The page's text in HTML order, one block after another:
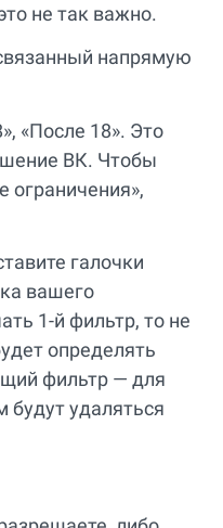
не так важно.
напрямую
«После 18». Это
ВК. Чтобы
ограничения»,
галочки
вашего
1-й фильтр, то не
определять
фильтр — для
удаляться